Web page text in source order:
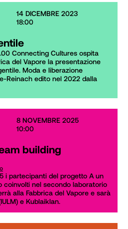
14 DICEMBRE 2023
18:00
Connecting Cultures ospita
del Vapore la presentazione
Moda e liberazione
Reinach edito nel 2022 dalla
8 NOVEMBRE 2025
10:00
building
i partecipanti del progetto A un
coinvolti nel secondo laboratorio
alla Fabbrica del Vapore e sarà
e Kublaiklan.